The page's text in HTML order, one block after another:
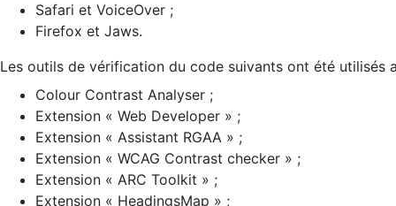
Safari et VoiceOver ;
Firefox et Jaws.
Les outils de vérification du code suivants ont été utilisés
Colour Contrast Analyser ;
Extension « Web Developer » ;
Extension « Assistant RGAA » ;
Extension « WCAG Contrast checker » ;
Extension « ARC Toolkit » ;
Extension « HeadingsMap » ;